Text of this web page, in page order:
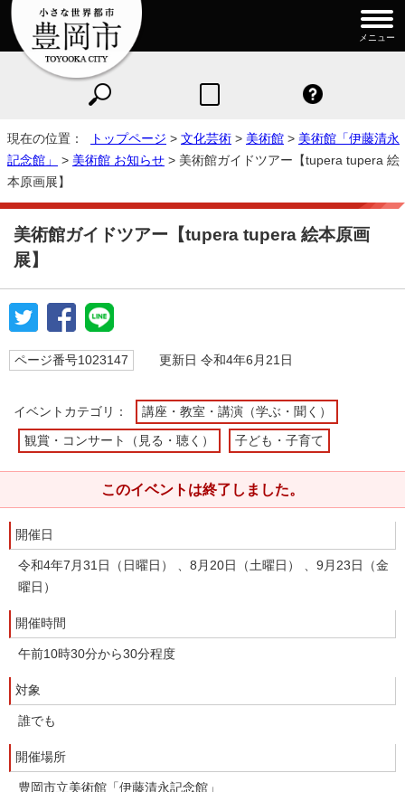
メニュー
現在の位置： トップページ > 文化芸術 > 美術館 > 美術館「伊藤清永
記念館」
> 美術館 お知らせ > 美術館ガイドツアー【tupera tupera 絵
本原画展】
美術館ガイドツアー【tupera tupera 絵本原画
展】
ページ番号1023147 更新日 令和4年6月21日
イベントカテゴリ： 講座・教室・講演（学ぶ・聞く）
観賞・コンサート（見る・聴く） 子ども・子育て
このイベントは終了しました。
開催日
令和4年7月31日（日曜日） 、8月20日（土曜日） 、9月23日（金
曜日）
開催時間
午前10時30分から30分程度
対象
誰でも
開催場所
豊岡市立美術館「伊藤清永記念館」